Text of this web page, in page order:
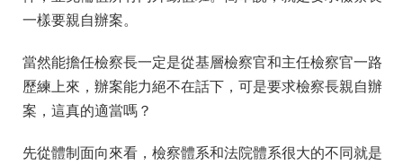
一樣要親自辦案。
當然能擔任檢察長一定是從基層檢察官和主任檢察官一路
歷練上來，辦案能力絕不在話下，可是要求檢察長親自辦
案，這真的適當嗎？
先從體制面向來看，檢察體系和法院體系很大的不同就是